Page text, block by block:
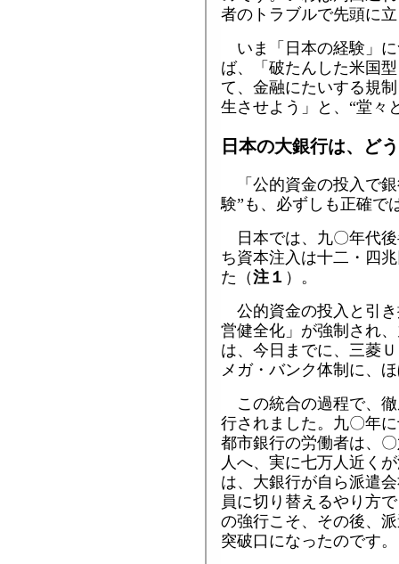
者のトラブルで先頭に
いま「日本の経験」
ば、「破たんした米国
て、金融にたいする規
生させよう」と、“堂々
日本の大銀行は、ど
「公的資金の投入で
験”も、必ずしも正確で
日本では、九〇年代
ち資本注入は十二・四
た（注１ ）。
公的資金の投入と引
営健全化」が強制され
は、今日までに、三菱
メガ・バンク体制に、
この統合の過程で、
行されました。九〇年
都市銀行の労働者は、
人へ、実に七万人近く
は、大銀行が自ら派遣
員に切り替えるやり方
の強行こそ、その後、
突破口になったのです。